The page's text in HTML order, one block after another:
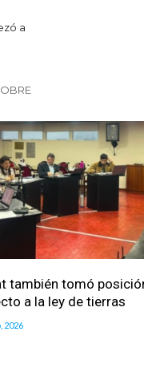
a
también tomó
a la ley de tierras
2026